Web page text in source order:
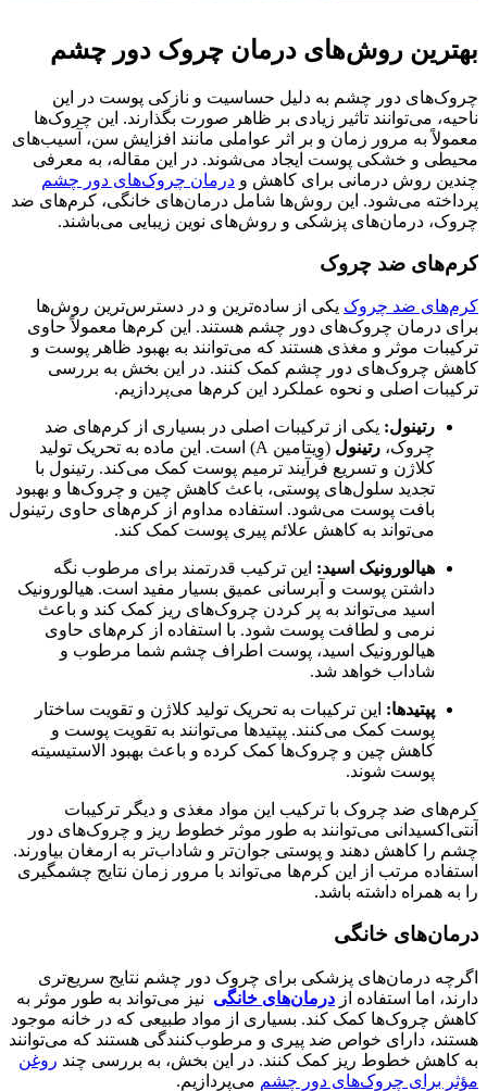
بهترین روش‌های درمان چروک دور چشم
چروک‌های دور چشم به دلیل حساسیت و نازکی پوست در این
ناحیه، می‌توانند تاثیر زیادی بر ظاهر صورت بگذارند. این چروک‌ها
معمولاً به مرور زمان و بر اثر عواملی مانند افزایش سن، آسیب‌های
محیطی و خشکی پوست ایجاد می‌شوند. در این مقاله، به معرفی
چندین روش درمانی برای کاهش و درمان چروک‌های دور چشم
پرداخته می‌شود. این روش‌ها شامل درمان‌های خانگی، کرم‌های ضد
چروک، درمان‌های پزشکی و روش‌های نوین زیبایی می‌باشند.
کرم‌های ضد چروک
کرم‌های ضد چروک یکی از ساده‌ترین و در دسترس‌ترین روش‌ها
برای درمان چروک‌های دور چشم هستند. این کرم‌ها معمولاً حاوی
ترکیبات موثر و مغذی هستند که می‌توانند به بهبود ظاهر پوست و
کاهش چروک‌های دور چشم کمک کنند. در این بخش به بررسی
ترکیبات اصلی و نحوه عملکرد این کرم‌ها می‌پردازیم.
رتینول: یکی از ترکیبات اصلی در بسیاری از کرم‌های ضد
چروک، رتینول
(وِیتامین A) است. این ماده به تحریک تولید
کلاژن و تسریع فرآیند ترمیم پوست کمک می‌کند. رتینول با
تجدید سلول‌های پوستی، باعث کاهش چین و چروک‌ها و بهبود
بافت پوست می‌شود. استفاده مداوم از کرم‌های حاوی رتینول
می‌تواند به کاهش علائم پیری پوست کمک کند.
هیالورونیک اسید: این ترکیب قدرتمند برای مرطوب نگه
داشتن پوست و آبرسانی عمیق بسیار مفید است. هیالورونیک
اسید می‌تواند به پر کردن چروک‌های ریز کمک کند و باعث
نرمی و لطافت پوست شود. با استفاده از کرم‌های حاوی
هیالورونیک اسید، پوست اطراف چشم شما مرطوب و
شاداب خواهد شد.
پپتیدها: این ترکیبات به تحریک تولید کلاژن و تقویت ساختار
پوست کمک می‌کنند. پپتیدها می‌توانند به تقویت پوست و
کاهش چین و چروک‌ها کمک کرده و باعث بهبود الاستیسیته
پوست شوند.
کرم‌های ضد چروک با ترکیب این مواد مغذی و دیگر ترکیبات
آنتی‌اکسیدانی می‌توانند به طور موثر خطوط ریز و چروک‌های دور
چشم را کاهش دهند و پوستی جوان‌تر و شاداب‌تر به ارمغان بیاورند.
استفاده مرتب از این کرم‌ها می‌تواند با مرور زمان نتایج چشمگیری
را به همراه داشته باشد.
درمان‌های خانگی
اگرچه درمان‌های پزشکی برای چروک دور چشم نتایج سریع‌تری
دارند، اما استفاده از درمان‌های خانگی نیز می‌تواند به طور موثر به
کاهش چروک‌ها کمک کند. بسیاری از مواد طبیعی که در خانه موجود
هستند، دارای خواص ضد پیری و مرطوب‌کنندگی هستند که می‌توانند
به کاهش خطوط ریز کمک کنند. در این بخش، به بررسی چند روغن
مؤثر برای چروک‌های دور چشم می‌پردازیم.